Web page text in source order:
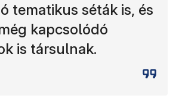
tematikus séták is, és
kapcsolódó
is társulnak.